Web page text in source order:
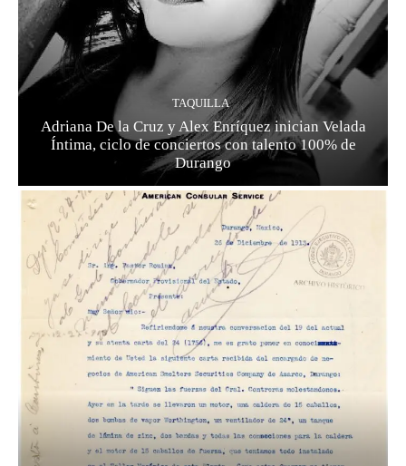
TAQUILLA
Adriana De la Cruz y Alex Enríquez inician Velada
Íntima, ciclo de conciertos con talento 100% de
Durango